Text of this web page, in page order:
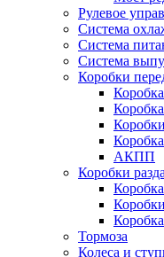
Рулевое
Система
Система
Система
Коробки
АКПП
Коробки
Тормоза
Колеса и